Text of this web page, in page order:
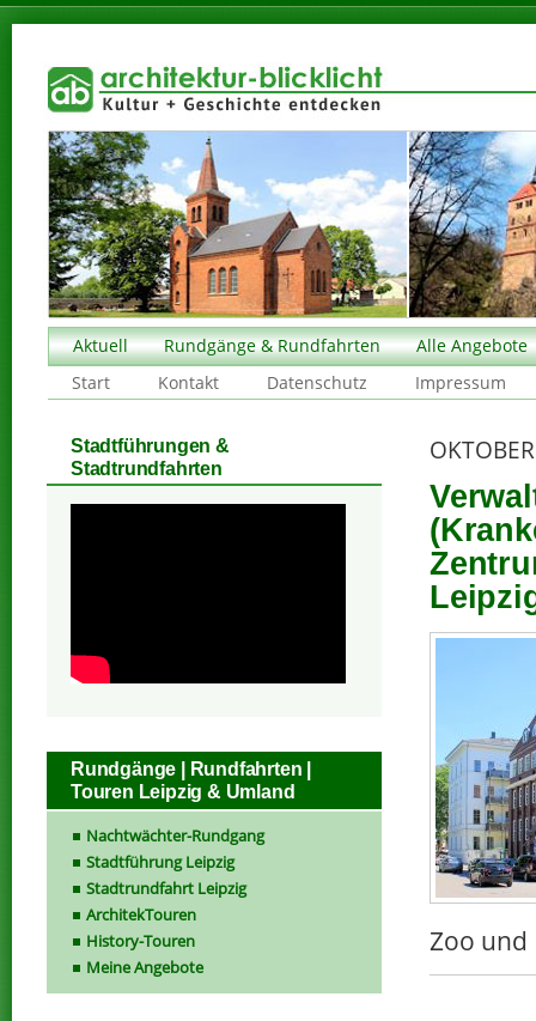
Aktuell Rundgänge & Rundfahrten
Alle Angebote
Start
Kontakt Datenschutz Impressum
Zoo und
Stadtführungen &
Stadtrundfahrten
Rundgänge | Rundfahrten |
Touren Leipzig & Umland
Nachtwächter-Rundgang
Stadtführung Leipzig
Stadtrundfahrt Leipzig
ArchitekTouren
History-Touren
Meine Angebote